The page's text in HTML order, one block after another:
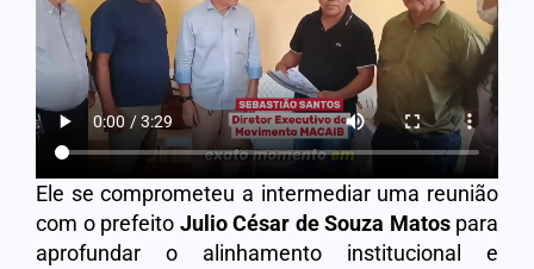
Ele se comprometeu a intermediar uma reunião
com o prefeito Julio César de Souza Matospara
aprofundar o alinhamento institucional e